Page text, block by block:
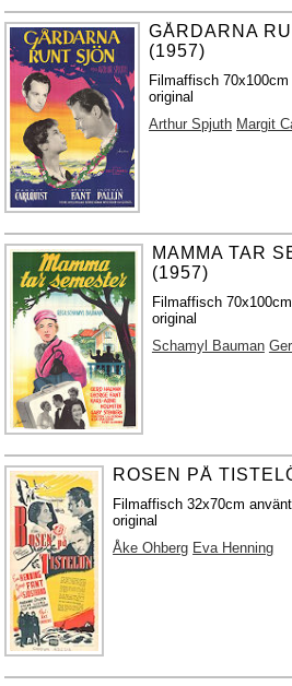
GÅRDARNA
(1957)
Filmaffisch
original
Arthur Spjuth Margit
MAMMA TAR
(1957)
Filmaffisch
original
Schamyl Bauman
ROSEN PÅ
Filmaffisch 32x70cm
original
Åke Ohberg Eva Henning